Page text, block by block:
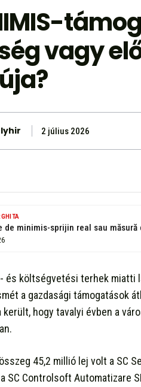
vagy
2 július 2026
és költségvetési terhek miatti
a gazdasági támogatások
került, hogy tavalyi évben a
45,2 millió lej volt a SC
SC Controlsoft Automatizare